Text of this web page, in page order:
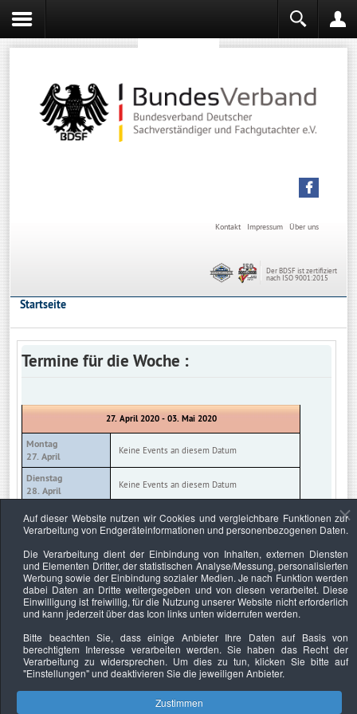
Über uns
Impressum
Kontakt
Der BDSF ist zertifiziert
nach ISO 9001:2015
Startseite
Termine für die Woche :
27. April 2020 - 03. Mai 2020
Montag
27. April
Keine Events an diesem Datum
Dienstag
28. April
Keine Events an diesem Datum
Mittwoch
29. April
Keine Events an diesem Datum
30. April
Keine Events an diesem Datum
Freitag
01. Mai
Keine Events an diesem Datum
Samstag
Sonntag
03. Mai
Keine Events an diesem Datum
Auf dieser Website nutzen wir Cookies und vergleichbare Funktionen zur
Verarbeitung von Endgeräteinformationen und personenbezogenen Daten.
Die Verarbeitung dient der Einbindung von Inhalten, externen Diensten
und Elementen Dritter, der statistischen Analyse/Messung, personalisierten
Werbung sowie der Einbindung sozialer Medien. Je nach Funktion werden
dabei Daten an Dritte weitergegeben und von diesen verarbeitet. Diese
Einwilligung ist freiwillig, für die Nutzung unserer Website nicht erforderlich
und kann jederzeit über das Icon links unten widerrufen werden.
Bitte beachten Sie, dass einige Anbieter Ihre Daten auf Basis von
berechtigtem Interesse verarbeiten werden. Sie haben das Recht der
Verarbeitung zu widersprechen. Um dies zu tun, klicken Sie bitte auf
"Einstellungen"und deaktivieren Sie die jeweiligen Anbieter.
Zustimmen